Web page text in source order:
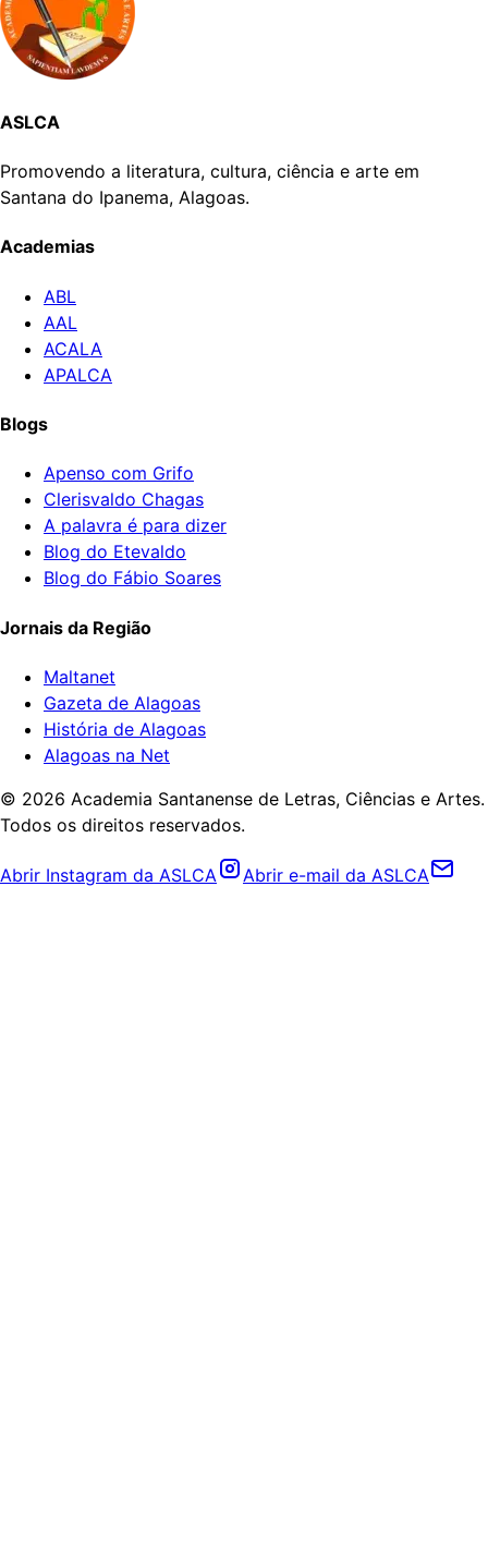
ASLCA
Promovendo a literatura, cultura, ciência e arte em
Santana do Ipanema, Alagoas.
Academias
ABL
AAL
ACALA
APALCA
Blogs
Apenso com Grifo
Clerisvaldo Chagas
A palavra é para dizer
Blog do Etevaldo
Blog do Fábio Soares
Jornais da Região
Maltanet
Gazeta de Alagoas
História de Alagoas
Alagoas na Net
© 2026 Academia Santanense de Letras, Ciências e Artes.
Todos os direitos reservados.
Abrir Instagram da ASLCA Abrir e-mail da ASLCA